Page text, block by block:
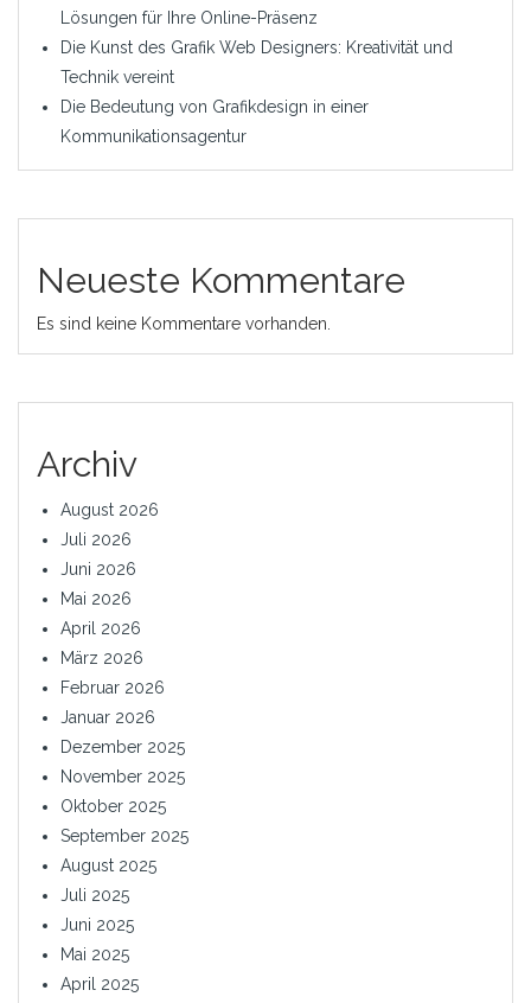
Lösungen für Ihre Online-Präsenz
Die Kunst des Grafik Web Designers: Kreativität und
Technik vereint
Die Bedeutung von Grafikdesign in einer
Kommunikationsagentur
Neueste Kommentare
Es sind keine Kommentare vorhanden.
Archiv
August 2026
Juli 2026
Juni 2026
Mai 2026
April 2026
März 2026
Februar 2026
Januar 2026
Dezember 2025
November 2025
Oktober 2025
September 2025
August 2025
Juli 2025
Juni 2025
Mai 2025
April 2025